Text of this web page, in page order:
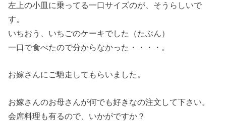
左上の小皿に乗ってる一口サイズのが、そうらしいで
す。
いちおう、いちごのケーキでした（たぶん）
一口で食べたので分からなかった・・・・。
お嫁さんにご馳走してもらいました。
お嫁さんのお母さんが何でも好きなの注文して下さい。
会席料理も有るので、いかがですか？